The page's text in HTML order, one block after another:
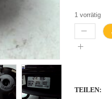
1 vorrätig
TEILEN: